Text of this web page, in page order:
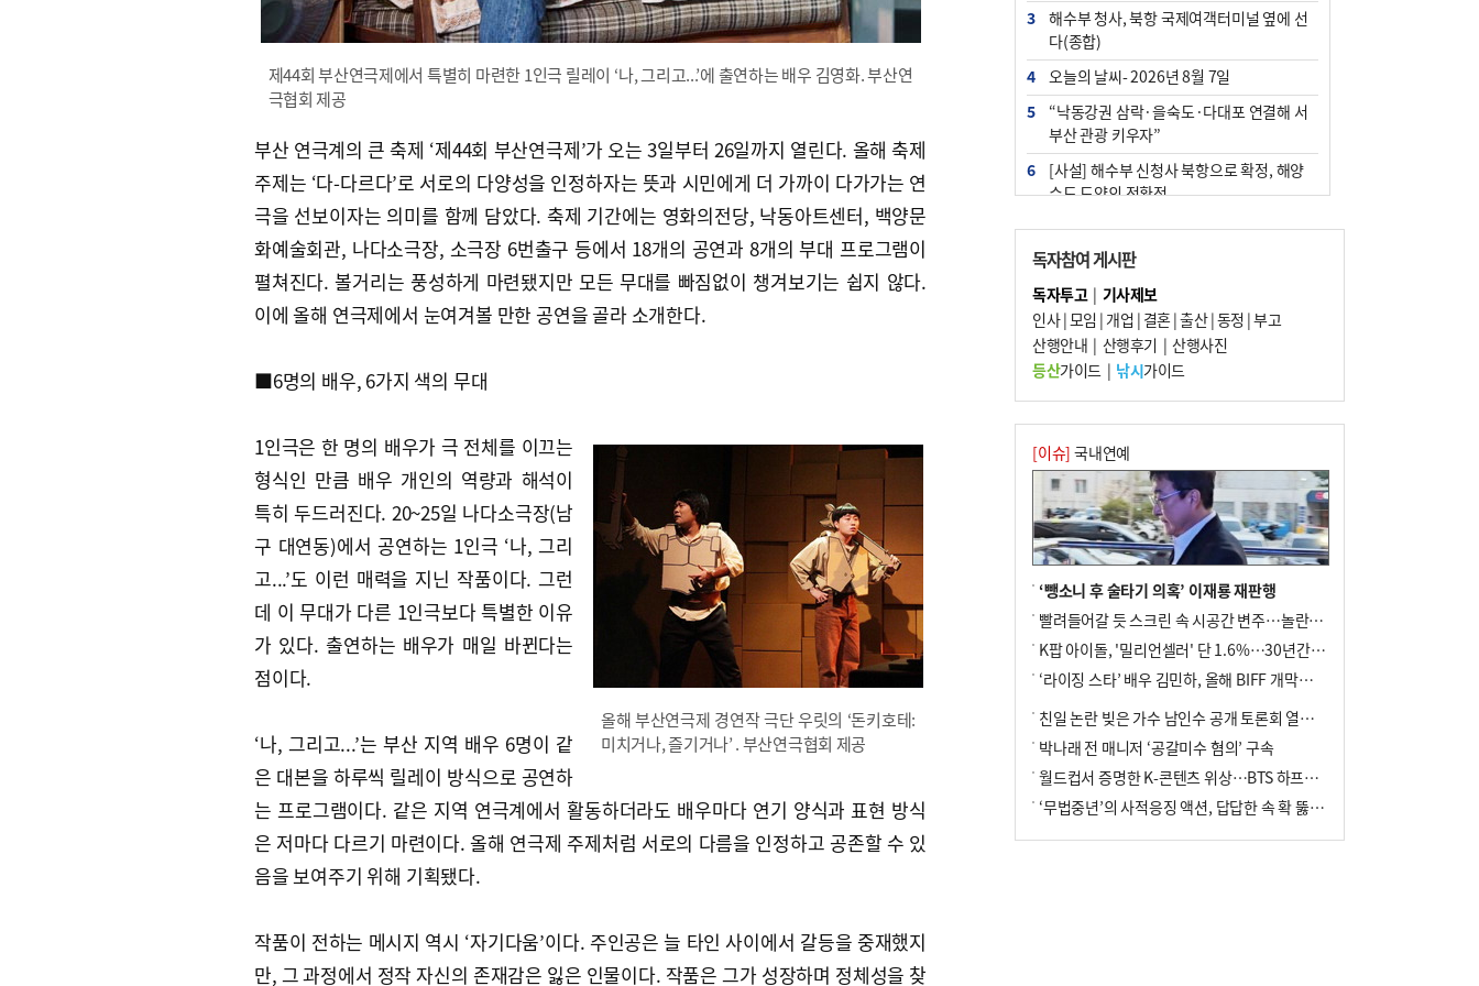
제44회 부산연극제에서 특별히 마련한 1인극 릴레이 ‘나, 그리고...’에 출연하는 배우 김영화. 부산연
극협회 제공
부산 연극계의 큰 축제 ‘제44회 부산연극제’가 오는 3일부터 26일까지 열린다. 올해 축제
주제는 ‘다-다르다’로 서로의 다양성을 인정하자는 뜻과 시민에게 더 가까이 다가가는 연
극을 선보이자는 의미를 함께 담았다. 축제 기간에는 영화의전당, 낙동아트센터, 백양문
화예술회관, 나다소극장, 소극장 6번출구 등에서 18개의 공연과 8개의 부대 프로그램이
펼쳐진다. 볼거리는 풍성하게 마련됐지만 모든 무대를 빠짐없이 챙겨보기는 쉽지 않다.
이에 올해 연극제에서 눈여겨볼 만한 공연을 골라 소개한다.
■6명의 배우, 6가지 색의 무대
올해 부산연극제 경연작 극단 우릿의 ‘돈키호테:
미치거나, 즐기거나’ . 부산연극협회 제공
1인극은 한 명의 배우가 극 전체를 이끄는
형식인 만큼 배우 개인의 역량과 해석이
특히 두드러진다. 20~25일 나다소극장(남
구 대연동)에서 공연하는 1인극 ‘나, 그리
고...’도 이런 매력을 지닌 작품이다. 그런
데 이 무대가 다른 1인극보다 특별한 이유
가 있다. 출연하는 배우가 매일 바뀐다는
점이다.
‘나, 그리고...’는 부산 지역 배우 6명이 같
은 대본을 하루씩 릴레이 방식으로 공연하
는 프로그램이다. 같은 지역 연극계에서 활동하더라도 배우마다 연기 양식과 표현 방식
은 저마다 다르기 마련이다. 올해 연극제 주제처럼 서로의 다름을 인정하고 공존할 수 있
음을 보여주기 위해 기획됐다.
작품이 전하는 메시지 역시 ‘자기다움’이다. 주인공은 늘 타인 사이에서 갈등을 중재했지
만, 그 과정에서 정작 자신의 존재감은 잃은 인물이다. 작품은 그가 성장하며 정체성을 찾
3
해수부 청사, 북항 국제여객터미널 옆에 선
다(종합)
4
오늘의 날씨- 2026년 8월 7일
5
“낙동강권 삼락·을숙도·다대포 연결해 서
부산 관광 키우자”
6
[사설] 해수부 신청사 북항으로 확정, 해양
수도 도약의 전환점
7
부울경 주말부터 비소식…‘극한 폭염’ 한풀
꺾일 듯
8
피란마을 67년 역사인데…전교생 24명 아
미초 통폐합 기로
9
외국인 선원 ‘인신매매 경유지’ 된 부산…
우려가 현실로
10 수사독점 책임 커진 경찰, 방치사건 해결 부
랴부랴 속도전
독자참여 게시판
독자투고| 기사제보
인사|모임 | 개업 | 결혼|출산|동정 |부고
산행안내 | 산행후기 | 산행사진
등산가이드| 낚시가이드
[이슈] 국내연예
‘뺑소니 후 술타기 의혹’ 이재룡 재판행
빨려들어갈 듯 스크린 속 시공간 변주…놀란의 메시지는 ‘전쟁 속죄’
K팝 아이돌, '밀리언셀러' 단 1.6%…30년간 등장 1182개팀 전수조사
‘라이징 스타’ 배우 김민하, 올해 BIFF 개막식 사회자 확정
친일 논란 빚은 가수 남인수 공개 토론회 열린다.
박나래 전 매니저 ‘공갈미수 혐의’ 구속
월드컵서 증명한 K-콘텐츠 위상…BTS 하프타임쇼·정호연 트로피 세리머니
‘무법중년’의 사적응징 액션, 답답한 속 확 뚫어주네